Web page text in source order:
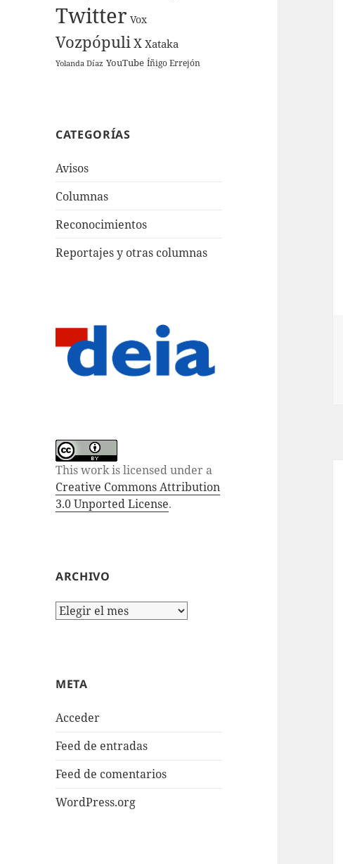
Twitter Vox
Vozpópuli X Xataka
Yolanda Díaz YouTube Íñigo Errejón
CATEGORÍAS
Avisos
Columnas
Reconocimientos
Reportajes y otras columnas
This work is licensed under a
Creative Commons Attribution
3.0 Unported License.
ARCHIVO
Archivo
META
Acceder
Feed de entradas
Feed de comentarios
WordPress.org